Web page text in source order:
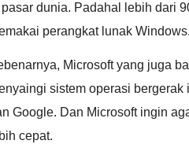
dunia. Padahal lebih dari
perangkat lunak Windows.
Microsoft yang juga
sistem operasi
Google. Dan Microsoft ingin
cepat.